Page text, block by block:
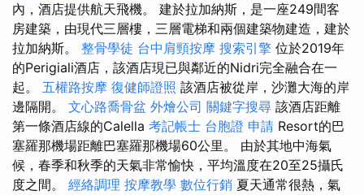
內，酒店提供航天飛機。 建於拉加納斯，是一座249間客
房建築，由現代三層樓，三層電梯和兩個建築物建造，建於
拉加納斯。 整骨學徒 台中肩頸按摩 搜索引擎 位於2019年
的Perigiali酒店，該酒店現已與鄰近的Nidri完全融合在一
起。 五權路按摩 復健師證照 該酒店被從岸，沙灘大海的岸
邊隔開。 文心路喬骨盆 外燴公司 關鍵字搜尋 該酒店距離
第一條酒店線的Calella 考記帳士 台胞證 申請 Resort的巴
塞羅那機場距離巴塞羅那機場60公里。 由於其地中海氣
候，春季和秋季的天氣非常愉快，平均溫度在20至25攝氏
度之間。 經絡調理 按摩教學 數位行銷 夏天通常很熱，氣